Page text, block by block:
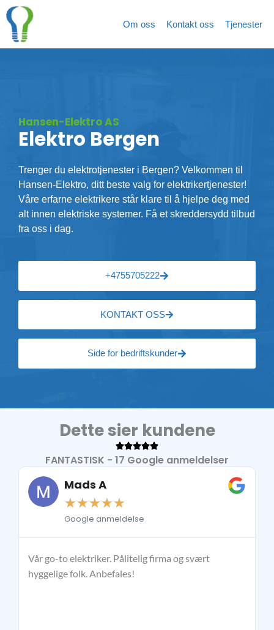
Hopp
rett
innholdet
Om oss Kontakt oss Tjenester
Hansen-Elektro AS
Elektro Bergen
Trenger du elektrotjenester i Bergen? Velkommen til
Hansen-Elektro, ditt beste valg for elektrikertjenester!
Våre erfarne elektrikere står klare til å hjelpe deg med
alt innen elektriske systemer. Få et skreddersydd tilbud
fra oss i dag.
+4755705222
KONTAKT OSS
Side for bedriftskunder
Dette sier kundene
FANTASTISK - 17 Google anmeldelser
Mads A
☆☆☆☆☆
Google anmeldelse
Vår go-to elektriker. Pålitelig firma og svært
hyggelige folk. Anbefales!